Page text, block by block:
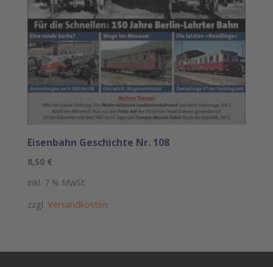
Eisenbahn Geschichte Nr. 108
8,50 €
inkl. 7 % MwSt.
zzgl. Versandkosten